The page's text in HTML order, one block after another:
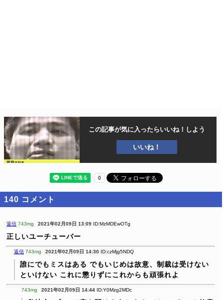
この記事が気に入ったらいいね！しよう
いいね！
140 コメント
返信 743mg 2021年02月09日 13:09 ID:MzMDEwOTg
正しいユーチューバー
返信 743mg 2021年02月09日 14:30 ID:czMjg5NDQ
誰にでもミスはある でもいじめは故意、制裁は受けない
といけない これに懲りずにこれからも頑張れよ
743mg 2021年02月09日 14:44 ID:Y0Mzg2MDc